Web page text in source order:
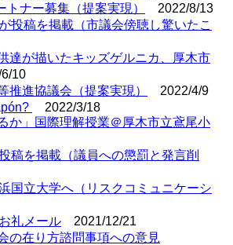
トナー募集（提案実現）
2022/8/13
投稿を掲載（市議会傍聴し驚いたこ
達が描いたキッズゲルニカ、厚木市
10
推進協議会（提案実現）
2022/4/9
2022/3/18
か」国際理解授業＠厚木市立鳶尾小
稿を掲載（議員への懲罰と発言削
国立大学へ（リスクコミュニケーシ
礼メール
2021/12/21
の在り方諮問事項への意見